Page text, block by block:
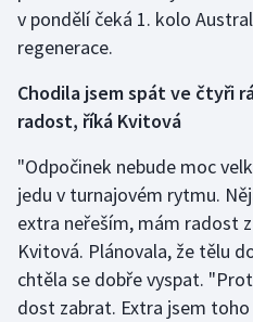
Stolní tenis
Triatlon
Vodní slalom
Volejbal
Ostatní
v pondělí čeká 1. kolo
regenerace.
Chodila jsem spát ve čtyři
radost, říká Kvitová
"Odpočinek nebude moc
jedu v turnajovém rytmu.
extra neřeším, mám radost
Kvitová. Plánovala, že tělu
chtěla se dobře vyspat.
dost zabrat. Extra jsem